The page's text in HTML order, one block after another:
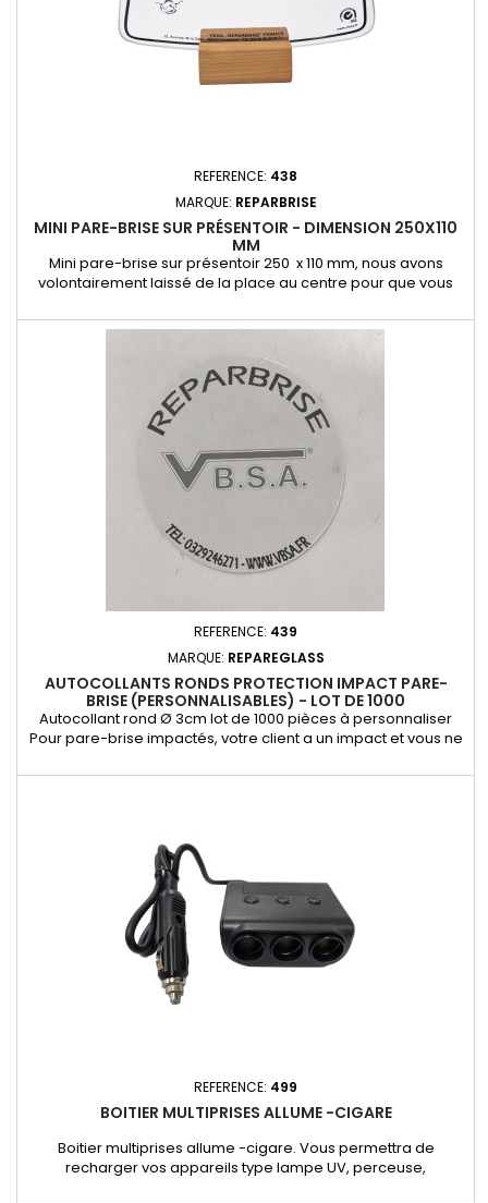
REFERENCE: 438
MARQUE: REPARBRISE
MINI PARE-BRISE SUR PRÉSENTOIR - DIMENSION 250X110
MM
Mini pare-brise sur présentoir 250 x 110 mm, nous avons
volontairement laissé de la place au centre pour que vous
client de se rendre compte du résultat le réparation
après d’un impact sur le pare-brise. Il est conseillé de le
placer à la réception clientèle.
REFERENCE: 439
MARQUE: REPAREGLASS
AUTOCOLLANTS RONDS PROTECTION IMPACT PARE-
BRISE (PERSONNALISABLES) - LOT DE 1000
Autocollant rond Ø 3cm lot de 1000 pièces à personnaliser
Pour pare-brise impactés, votre client a un impact et vous ne
avec notre pastille de protection durant quelques jours, pour
REFERENCE: 499
BOITIER MULTIPRISES ALLUME -CIGARE
Boitier multiprises allume -cigare. Vous permettra de
recharger vos appareils type lampe UV, perceuse,